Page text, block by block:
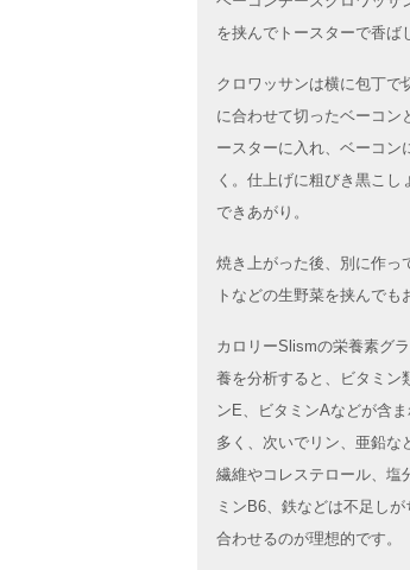
を挟んでトースターで香ば
クロワッサンは横に包丁で
に合わせて切ったベーコン
ースターに入れ、ベーコン
く。仕上げに粗びき黒こ
できあがり。
焼き上がった後、別に作っ
トなどの生野菜を挟んでも
カロリーSlismの栄養素グ
養を分析すると、ビタミン
ンE、ビタミンAなどが含
多く、次いでリン、亜鉛な
繊維やコレステロール、塩
ミンB6、鉄などは不足し
合わせるのが理想的です。